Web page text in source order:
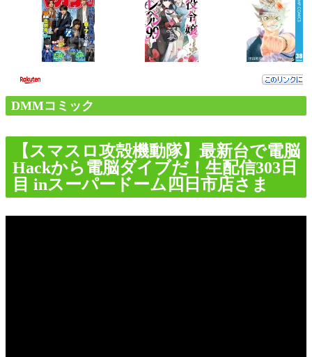
DMMコミック
【スマスロ攻殻機動隊】最新台で電脳
Hackから電脳ダイブだ！生配信303日
目 inスーパードーム四日市店さま